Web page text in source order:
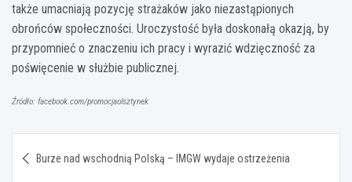
także umacniają pozycję strażaków jako niezastąpionych
obrońców społeczności. Uroczystość była doskonałą okazją, by
przypomnieć o znaczeniu ich pracy i wyrazić wdzięczność za
poświęcenie w służbie publicznej.
Źródło: facebook.com/promocjaolsztynek
wpisu
Burze nad wschodnią Polską – IMGW wydaje ostrzeżenia